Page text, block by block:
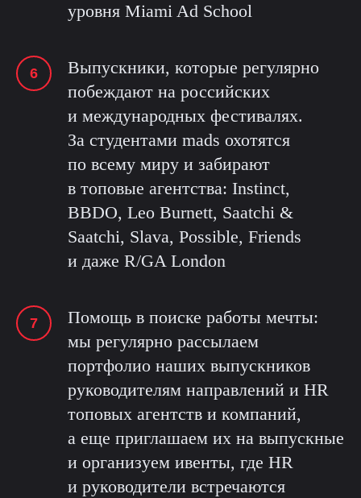
уровня Miami Ad School
Выпускники, которые регулярно
побеждают на российских
и международных фестивалях.
За студентами mads охотятся
по всему миру и забирают
в топовые агентства: Instinct,
BBDO, Leo Burnett, Saatchi &
Saatchi, Slava, Possible, Friends
и даже R/GA London
Помощь в поиске работы мечты:
мы регулярно рассылаем
портфолио наших выпускников
руководителям направлений и HR
топовых агентств и компаний,
а еще приглашаем их на выпускные
и организуем ивенты, где HR
и руководители встречаются